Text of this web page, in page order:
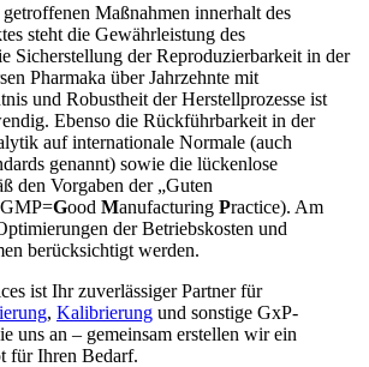
Maßnahmen innerhalt des
steht die Gewährleistung des
Sicherstellung der Reproduzierbarkeit in der
Pharmaka über Jahrzehnte mit
und Robustheit der Herstellprozesse ist
Ebenso die Rückführbarkeit in der
auf internationale Normale (auch
genannt) sowie die lückenlose
den Vorgaben der „Guten
Good Manufacturing Practice). Am
der Betriebskosten und
berücksichtigt werden.
ist Ihr zuverlässiger Partner für
, Kalibrierung und sonstige GxP-
uns an – gemeinsam erstellen wir ein
für Ihren Bedarf.